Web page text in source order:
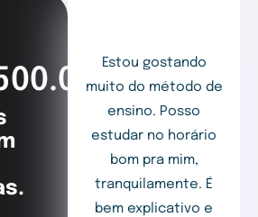
Estou gostando
muito do método de
ensino. Posso
estudar no horário
bom pra mim,
tranquilamente. É
bem explicativo e